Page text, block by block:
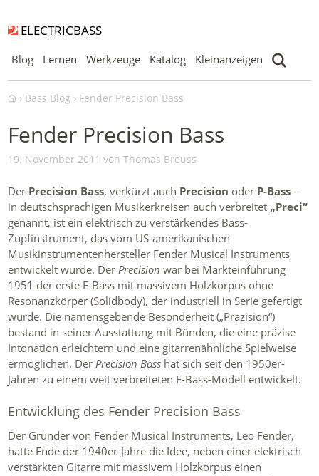
ELECTRICBASS
Blog Lernen Werkzeuge Katalog Kleinanzeigen
Bass Blog Fender Precision Bass
Fender Precision Bass
19. November 2011 von Thomas Breuss
Der Precision Bass, verkürzt auch Precision oder P-Bass –
in deutschsprachigen Musikerkreisen auch verbreitet „Preci“
genannt, ist ein elektrisch zu verstärkendes Bass-
Zupfinstrument, das vom US-amerikanischen
Musikinstrumentenhersteller Fender Musical Instruments
entwickelt wurde. Der Precision war bei Markteinführung
1951 der erste E-Bass mit massivem Holzkorpus ohne
Resonanzkörper (Solidbody), der industriell in Serie gefertigt
wurde. Die namensgebende Besonderheit („Präzision“)
bestand in seiner Ausstattung mit Bünden, die eine präzise
Intonation erleichtern und eine gitarrenähnliche Spielweise
ermöglichen. Der Precision Bass hat sich seit den 1950er-
Jahren zu einem weit verbreiteten E-Bass-Modell entwickelt.
Entwicklung des Fender Precision Bass
Der Gründer von Fender Musical Instruments, Leo Fender,
hatte Ende der 1940er-Jahre die Idee, neben einer elektrisch
verstärkten Gitarre mit massivem Holzkorpus einen